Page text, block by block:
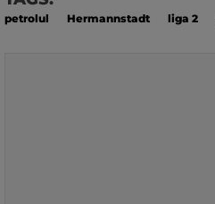
petrolul Hermannstadt liga 2